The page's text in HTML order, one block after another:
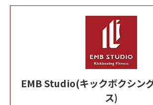
EMB Studio(キックボクシン
ス)